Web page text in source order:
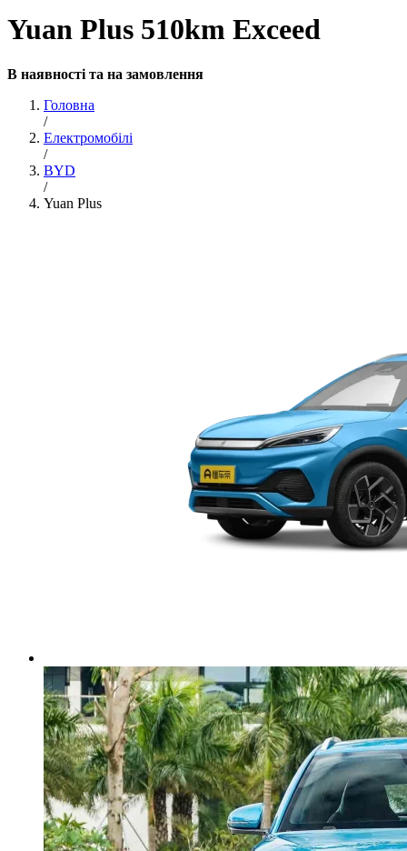
Yuan Plus 510km Exceed
В наявності та на замовлення
Головна
/
Електромобілі
/
BYD
/
Yuan Plus